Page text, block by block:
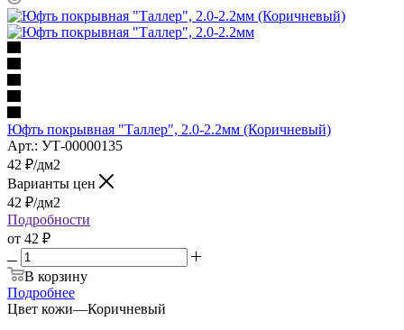
Юфть покрывная "Таллер", 2.0-2.2мм (Коричневый)
Арт.: УТ-00000135
42 ₽/дм2
Варианты цен
42 ₽/дм2
Подробности
от 42 ₽
В корзину
Подробнее
Цвет кожи—Коричневый